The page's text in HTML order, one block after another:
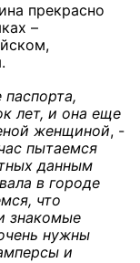
прекрасно
–
лет, и она еще
женщиной, -
пытаемся
данным
в городе
что
знакомые
нужны
и